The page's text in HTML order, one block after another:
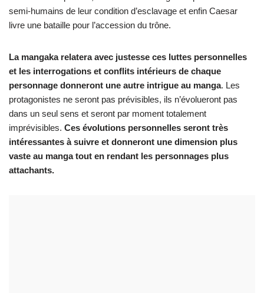
semi-humains de leur condition d’esclavage et enfin Caesar
livre une bataille pour l’accession du trône.
La mangaka relatera avec justesse ces luttes personnelles
et les interrogations et conflits intérieurs de chaque
personnage donneront une autre intrigue au manga. Les
protagonistes ne seront pas prévisibles, ils n’évolueront pas
dans un seul sens et seront par moment totalement
imprévisibles. Ces évolutions personnelles seront très
intéressantes à suivre et donneront une dimension plus
vaste au manga tout en rendant les personnages plus
attachants.